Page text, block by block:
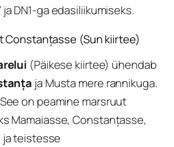
DN1-ga edasiliikumiseks.
Constanțasse (Sun kiirtee)
(Päikese kiirtee) ühendab
ja Musta mere rannikuga.
on peamine marsruut
Mamaiasse, Constanțasse,
ja teistesse